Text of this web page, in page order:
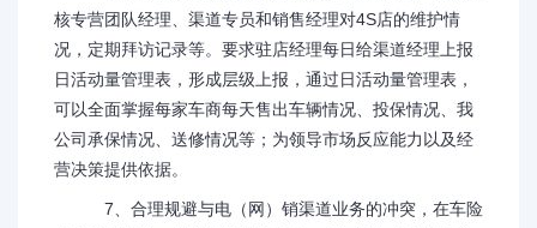
核专营团队经理、渠道专员和销售经理对4S店的维护情
况，定期拜访记录等。要求驻店经理每日给渠道经理上报
日活动量管理表，形成层级上报，通过日活动量管理表，
可以全面掌握每家车商每天售出车辆情况、投保情况、我
公司承保情况、送修情况等；为领导市场反应能力以及经
营决策提供依据。
7、合理规避与电（网）销渠道业务的冲突，在车险